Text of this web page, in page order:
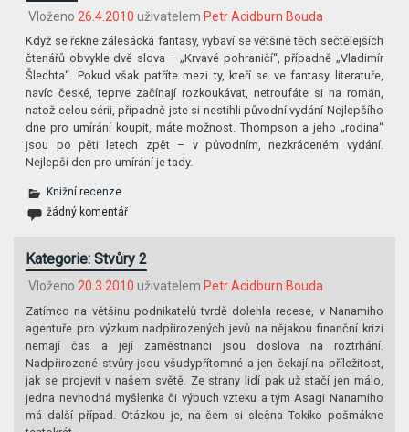
Vloženo 26.4.2010 uživatelem Petr Acidburn Bouda
Když se řekne zálesácká fantasy, vybaví se většině těch sečtělejších
čtenářů obvykle dvě slova – „Krvavé pohraničí“, případně „Vladimír
Šlechta“. Pokud však patříte mezi ty, kteří se ve fantasy literatuře,
navíc české, teprve začínají rozkoukávat, netroufáte si na román,
natož celou sérii, případně jste si nestihli původní vydání Nejlepšího
dne pro umírání koupit, máte možnost. Thompson a jeho „rodina“
jsou po pěti letech zpět – v původním, nezkráceném vydání.
Nejlepší den pro umírání je tady.
Knižní recenze
žádný komentář
Kategorie: Stvůry 2
Vloženo 20.3.2010 uživatelem Petr Acidburn Bouda
Zatímco na většinu podnikatelů tvrdě dolehla recese, v Nanamiho
agentuře pro výzkum nadpřirozených jevů na nějakou finanční krizi
nemají čas a její zaměstnanci jsou doslova na roztrhání.
Nadpřirozené stvůry jsou všudypřítomné a jen čekají na příležitost,
jak se projevit v našem světě. Ze strany lidí pak už stačí jen málo,
jedna nevhodná myšlenka či výbuch vzteku a tým Asagi Nanamiho
má další případ. Otázkou je, na čem si slečna Tokiko pošmákne